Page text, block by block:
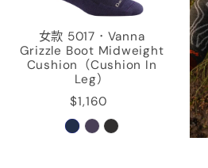
女款 5017．Vanna
Grizzle Boot Midweight
Cushion（Cushion In
Leg）
$1,160